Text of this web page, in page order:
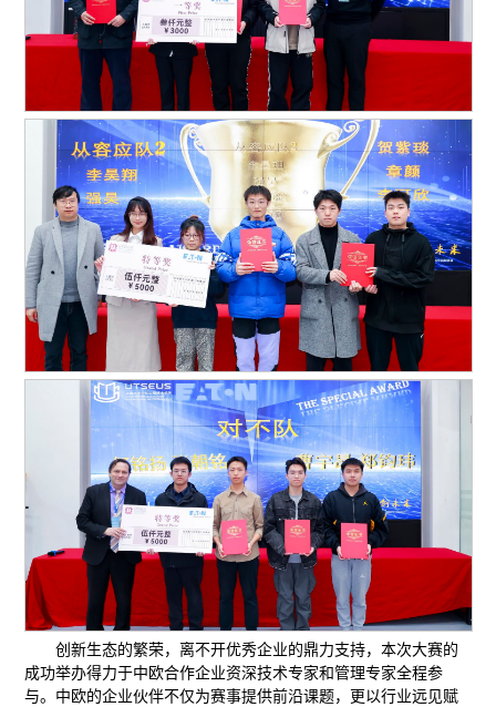
创新⽣态的繁荣，离不开优秀企业的⿍⼒⽀持，本次大赛的
成功举办得力于中欧合作企业资深技术专家和管理专家全程参
与。中欧的企业伙伴不仅为赛事提供前沿课题，更以⾏业远⻅赋